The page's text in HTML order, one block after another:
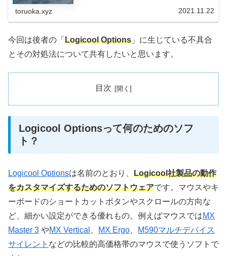
toruoka.xyz 2021.11.22
今回は後者の「 Logicool Options 」に生じている不具合
とその対処法について共有したいと思います。
目次
Logicool Optionsって何のためのソフ
ト？
Logicool Optionsは名前のとおり、 Logicool社製品の動作
をカスタマイズするためのソフトウェアです。マウスやキ
ーボードのショートカットボタンやスクロールの方向な
ど、細かい設定ができる優れもの。例えばマウスではMX
Master 3 やMX Vertical MX Ergo
M590マルチデバイス
サイレント などの比較的高価格帯のマウスで使うソフトで